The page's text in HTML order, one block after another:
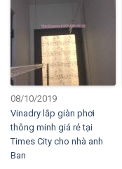
08/10/2019
Vinadry lắp giàn phơi
thông minh giá rẻ tại
Times City cho nhà anh
Ban